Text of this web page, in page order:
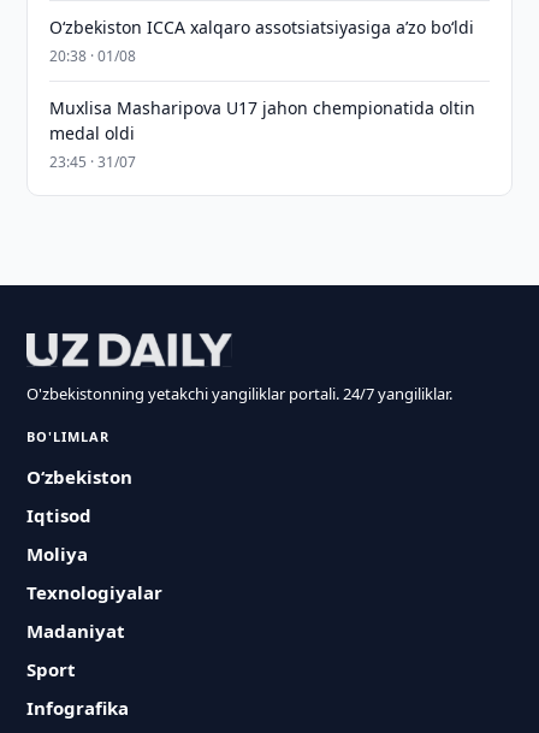
O‘zbekiston ICCA xalqaro assotsiatsiyasiga aʼzo bo‘ldi
20:38 · 01/08
Muxlisa Masharipova U17 jahon chempionatida oltin
medal oldi
23:45 · 31/07
O'zbekistonning yetakchi yangiliklar portali. 24/7 yangiliklar.
BO'LIMLAR
O‘zbekiston
Iqtisod
Moliya
Texnologiyalar
Madaniyat
Sport
Infografika